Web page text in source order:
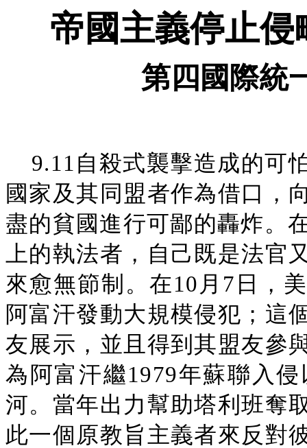
帝國主義停止侵
第四國際統
9.11自殺式襲擊造成的可
國家及其同盟者作為借口，
盡的貧國進行可鄙的轟炸。
上的執法者，自己既是法官
來愈無節制。在10月7日，
阿富汗發動大規模侵犯；這
友展示，並且得到其盟友參
為阿富汗繼1979年蘇聯入
河。當年出力幫助塔利班奪
此一個原教旨主義者來反對